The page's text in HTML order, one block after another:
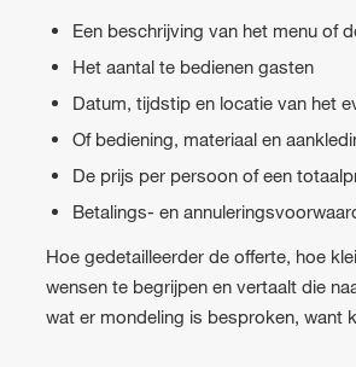
Een beschrijving van het menu of
Het aantal te bedienen gasten
Datum, tijdstip en locatie van het
Of bediening, materiaal en
De prijs per persoon of een
Betalings- en
Hoe gedetailleerder de offerte, hoe
wensen te begrijpen en vertaalt die
wat er mondeling is besproken, want